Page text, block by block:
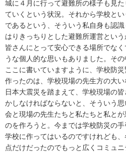
城に４月に行って避難所の様子も見
ていくという状況。それから学校と
であるという、そういう私自身も認
はりきっちりとした避難所運営とい
皆さんにとって安心できる場所でな
うな個人的な思いもありました。その
ここに書いていますように、学校防
作ったのは、学校現場の先生方の大
日本大震災を踏まえて、学校現場の
かしなければならないと、そういう
会と現場の先生たちと私たちと私と
のを作ろうと。今までは学校防災の
学校に作ってはいるのですけれども
点だけだったのでもっと広くコミュ